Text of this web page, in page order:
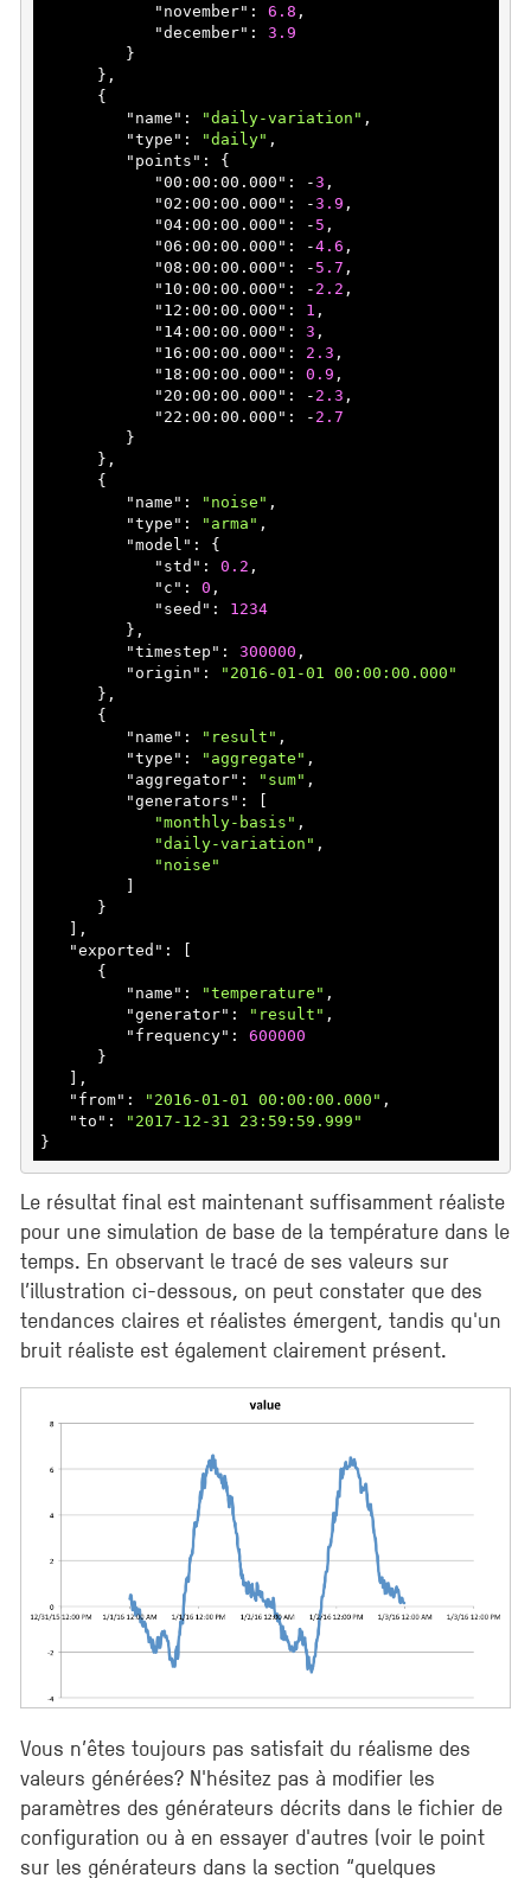
            "
november": 6.8 ,
            "
december": 3.9
}
},
         "
name ": "daily-variation" ,
         "
type ": "daily" ,
         "
points ": {
            "
00:00:00.000 ": -3 ,
            "
02:00:00.000 ": -3.9 ,
            "
04:00:00.000 ": - 5 ,
            "
06:00:00.000 ": -4.6 ,
            "
08:00:00.000 ": - 5.7 ,
            "
10:00:00.000 ": - 2.2 ,
            "
12:00:00.000 ": 1 ,
            "
14:00:00.000 ": 3 ,
            "
16:00:00.000 ": 2.3 ,
            "
18:00:00.000 ": 0.9 ,
            "
20:00:00.000 ": - 2.3 ,
            "
22:00:00.000 ": - 2.7
}
},
         "
name ": "noise" ,
         "
type ": "arma" ,
         "
model ": {
            "
std ": 0.2 ,
            "
c ": 0 ,
            "
seed ": 1234
} ,
         "
timestep ": 300000 ,
         "
origin ":
"2016-01-01 00:00:00.000"
},
         "
name ": "result" ,
         "
type ": "aggregate" ,
         "
aggregator": "sum" ,
         "
generators ":
[
"monthly-basis" ,
"daily-variation" ,
"noise"
}
   ]
,
   "
exported ":
[
         "
name ": "temperature" ,
         "
generator": "result" ,
         "
frequency": 600000
}
   ]
,
   "
from": "2016-01-01 00:00:00.000" ,
   "
to ":
"2017-12-31 23:59:59.999"
Le résultat final est maintenant suffisamment réaliste
pour une simulation de base de la température dans le
temps. En observant le tracé de ses valeurs sur
l’illustration ci-dessous, on peut constater que des
tendances claires et réalistes émergent, tandis qu'un
bruit réaliste est également clairement présent.
Vous n’êtes toujours pas satisfait du réalisme des
valeurs générées? N'hésitez pas à modifier les
paramètres des générateurs décrits dans le fichier de
configuration ou à en essayer d'autres (voir le point
sur les générateurs dans la section “quelques